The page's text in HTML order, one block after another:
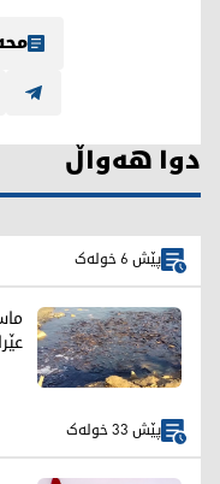
دوا هەواڵ
پێش 6 خولەک
پێش 33 خولەک